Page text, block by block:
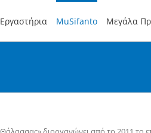
MuSifanto Μεγάλα